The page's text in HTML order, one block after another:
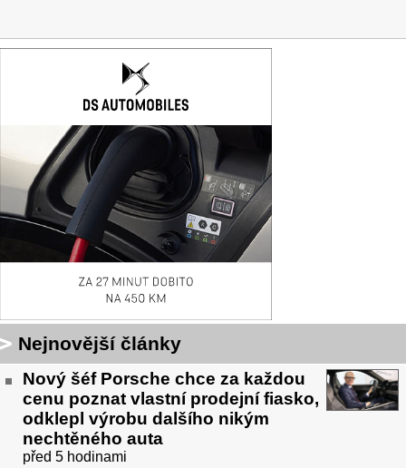
Nejnovější články
Nový šéf Porsche chce za každou
cenu poznat vlastní prodejní fiasko,
odklepl výrobu dalšího nikým
nechtěného auta
před 5 hodinami